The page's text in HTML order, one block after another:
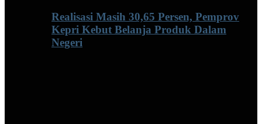
Realisasi Masih 30,65 Persen, Pemprov
Kepri Kebut Belanja Produk Dalam
Negeri